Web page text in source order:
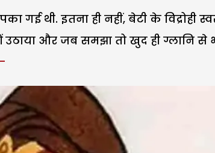
थी. इतना ही नहीं, बेटी के विद्रोही
उठाया और जब समझा तो खुद ही ग्लानि से